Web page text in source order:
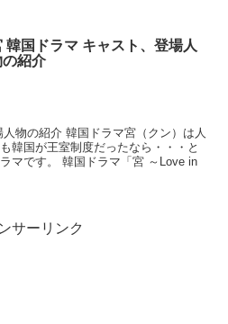
韓国ドラマ キャスト、登場人
の紹介
物の紹介 韓国ドラマ宮（クン）は人
韓国が王室制度だったなら・・・と
マです。 韓国ドラマ「宮 ～Love in
サーリンク